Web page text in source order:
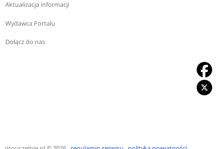
Aktualizacja informacji
Wydawca Portalu
Dołącz do nas